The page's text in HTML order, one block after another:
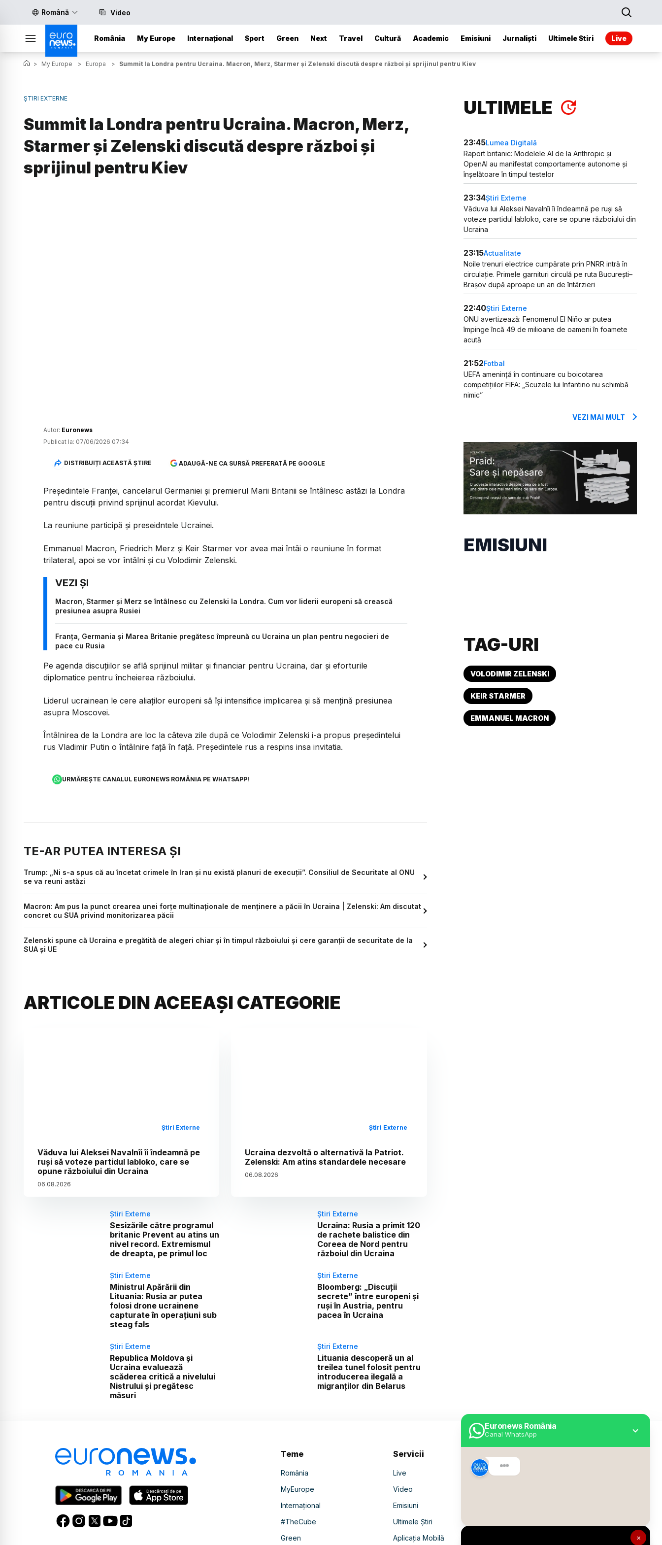
Română Video
România My Europe Internațional Sport Green Next Travel Cultură Academic Emisiuni Jurnaliști Ultimele Stiri Live
×
Euronews România
Canal WhatsApp
> My Europe > Europa > Summit la Londra pentru Ucraina. Macron, Merz, Starmer și Zelenski discută despre război și sprijinul pentru Kiev
ȘTIRI EXTERNE
Summit la Londra pentru Ucraina. Macron, Merz,
Starmer și Zelenski discută despre război și
sprijinul pentru Kiev
Autor: Euronews
Publicat la: 07/06/2026 07:34
DISTRIBUIȚI ACEASTĂ ȘTIRE ADAUGĂ-NE CA SURSĂ PREFERATĂ PE GOOGLE
Președintele Franței, cancelarul Germaniei și premierul Marii Britanii se întâlnesc astăzi la Londra
pentru discuții privind sprijinul acordat Kievului.
La reuniune participă și preseidntele Ucrainei.
Emmanuel Macron, Friedrich Merz și Keir Starmer vor avea mai întâi o reuniune în format
trilateral, apoi se vor întâlni și cu Volodimir Zelenski.
Macron, Starmer și Merz se întâlnesc cu Zelenski la Londra. Cum vor liderii europeni să crească
presiunea asupra Rusiei
Franța, Germania și Marea Britanie pregătesc împreună cu Ucraina un plan pentru negocieri de
pace cu Rusia
Pe agenda discuțiilor se află sprijinul militar și financiar pentru Ucraina, dar și eforturile
diplomatice pentru încheierea războiului.
Liderul ucrainean le cere aliaților europeni să își intensifice implicarea și să mențină presiunea
asupra Moscovei.
Întâlnirea de la Londra are loc la câteva zile după ce Volodimir Zelenski i-a propus președintelui
rus Vladimir Putin o întâlnire față în față. Președintele rus a respins insa invitatia.
URMĂREȘTE CANALUL EURONEWS ROMÂNIA PE WHATSAPP!
TE-AR PUTEA INTERESA ȘI
Trump: „Ni s-a spus că au încetat crimele în Iran și nu există planuri de execuții”. Consiliul de Securitate al ONU
se va reuni astăzi
Macron: Am pus la punct crearea unei forțe multinaționale de menținere a păcii în Ucraina | Zelenski: Am discutat
concret cu SUA privind monitorizarea păcii
Zelenski spune că Ucraina e pregătită de alegeri chiar și în timpul războiului și cere garanții de securitate de la
SUA și UE
ARTICOLE DIN ACEEAȘI CATEGORIE
Știri Externe
Văduva lui Aleksei Navalnîi îi îndeamnă pe
ruși să voteze partidul Iabloko, care se
opune războiului din Ucraina
06.08.2026
Știri Externe
Ucraina dezvoltă o alternativă la Patriot.
Zelenski: Am atins standardele necesare
06.08.2026
Știri Externe
Sesizările către programul
britanic Prevent au atins un
nivel record. Extremismul
de dreapta, pe primul loc
Știri Externe
Ucraina: Rusia a primit 120
de rachete balistice din
Coreea de Nord pentru
războiul din Ucraina
Știri Externe
Ministrul Apărării din
Lituania: Rusia ar putea
folosi drone ucrainene
capturate în operațiuni sub
steag fals
Știri Externe
Bloomberg: „Discuții
secrete” între europeni și
ruși în Austria, pentru
pacea în Ucraina
Știri Externe
Republica Moldova și
Ucraina evaluează
scăderea critică a nivelului
Nistrului și pregătesc
măsuri
Știri Externe
Lituania descoperă un al
treilea tunel folosit pentru
introducerea ilegală a
migranților din Belarus
ULTIMELE
23:45Lumea Digitală
Raport britanic: Modelele AI de la Anthropic și
OpenAI au manifestat comportamente autonome și
înșelătoare în timpul testelor
23:34Știri Externe
Văduva lui Aleksei Navalnîi îi îndeamnă pe ruși să
voteze partidul Iabloko, care se opune războiului din
Ucraina
23:15Actualitate
Noile trenuri electrice cumpărate prin PNRR intră în
circulație. Primele garnituri circulă pe ruta București–
Brașov după aproape un an de întârzieri
22:40Știri Externe
ONU avertizează: Fenomenul El Niño ar putea
împinge încă 49 de milioane de oameni în foamete
acută
21:52Fotbal
UEFA amenință în continuare cu boicotarea
competițiilor FIFA: „Scuzele lui Infantino nu schimbă
nimic”
VEZI MAI MULT
EMISIUNI
TAG-URI
VOLODIMIR ZELENSKI
KEIR STARMER
EMMANUEL MACRON
Teme
România
MyEurope
Internațional
#TheCube
Green
Servicii
Live
Video
Emisiuni
Ultimele Știri
Aplicația Mobilă
Despre Euronews